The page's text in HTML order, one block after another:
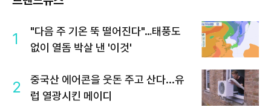
1
"다음 주 기온 뚝 떨어진다"…태풍도
없이 열돔 박살 낸 '이것'
2
중국산 에어콘을 웃돈 주고 산다...유
럽 열광시킨 메이디